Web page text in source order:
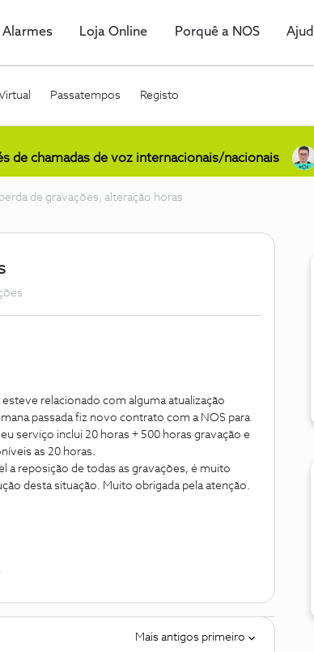
Alarmes Loja Online Porquê a NOS
Passatempos Registo
de chamadas de voz internacionais/nacionais
de gravações, alteração horas
relacionado com alguma atualização
passada fiz novo contrato com a NOS para
serviço inclui 20 horas + 500 horas gravação e
as 20 horas.
a reposição de todas as gravações, é muito
desta situação. Muito obrigada pela atenção.
Mais antigos primeiro